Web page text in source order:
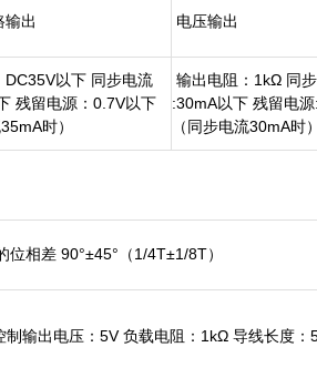
输出 电压输出
DC35V以下 同步电流
残留电源：0.7V以下
时）
输出电阻：1kΩ 同
:30mA以下 残留电
（同步电流30mA时
位相差 90°±45°（1/4T±1/8T）
制输出电压：5V 负载电阻：1kΩ 导线长度：